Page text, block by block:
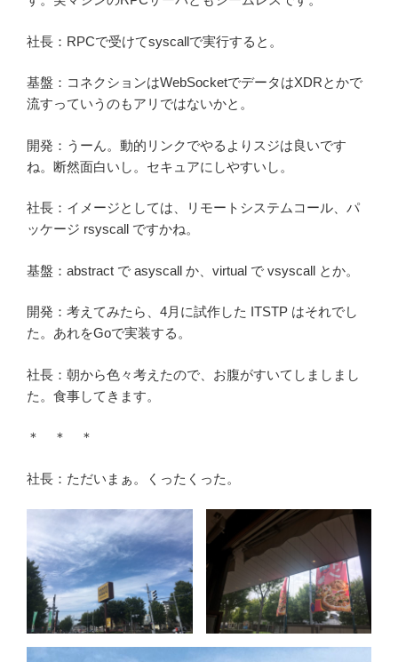
社長：RPCで受けてsyscallで実行すると。
基盤：コネクションはWebSocketでデータはXDRとかで
流すっていうのもアリではないかと。
開発：うーん。動的リンクでやるよりスジは良いです
ね。断然面白いし。セキュアにしやすいし。
社長：イメージとしては、リモートシステムコール、パ
ッケージ rsyscall ですかね。
基盤：abstract で asyscall か、virtual で vsyscall とか。
開発：考えてみたら、4月に試作した ITSTP はそれでし
た。あれをGoで実装する。
社長：朝から色々考えたので、お腹がすいてしましまし
た。食事してきます。
＊ ＊ ＊
社長：ただいまぁ。くったくった。